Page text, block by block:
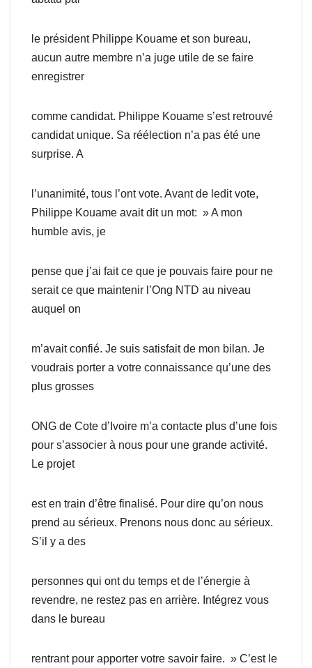
le président Philippe Kouame et son bureau,
aucun autre membre n’a juge utile de se faire
enregistrer
comme candidat. Philippe Kouame s’est retrouvé
candidat unique. Sa réélection n’a pas été une
surprise. A
l’unanimité, tous l’ont vote. Avant de ledit vote,
Philippe Kouame avait dit un mot: » A mon
humble avis, je
pense que j’ai fait ce que je pouvais faire pour ne
serait ce que maintenir l’Ong NTD au niveau
auquel on
m’avait confié. Je suis satisfait de mon bilan. Je
voudrais porter a votre connaissance qu’une des
plus grosses
ONG de Cote d’Ivoire m’a contacte plus d’une fois
pour s’associer à nous pour une grande activité.
Le projet
est en train d’être finalisé. Pour dire qu’on nous
prend au sérieux. Prenons nous donc au sérieux.
S’il y a des
personnes qui ont du temps et de l’énergie à
revendre, ne restez pas en arrière. Intégrez vous
dans le bureau
rentrant pour apporter votre savoir faire. » C’est le